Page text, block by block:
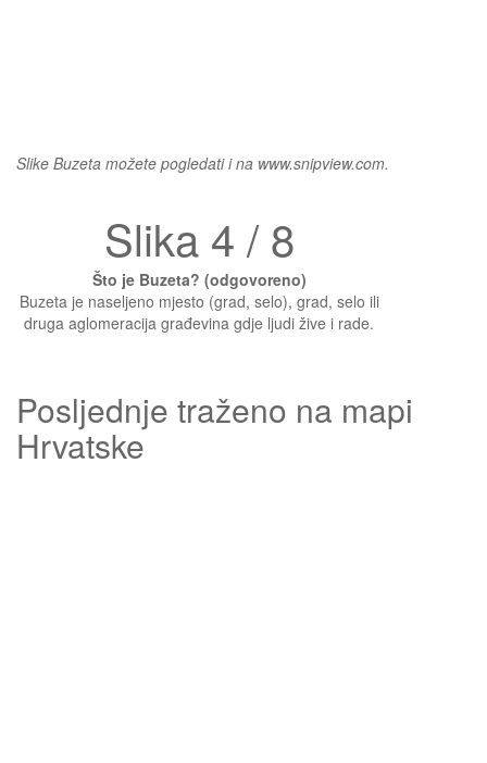
Slike Buzeta možete pogledati i na www.snipview.com.
Slika 4 / 8
Što je Buzeta? (odgovoreno)
Buzeta je naseljeno mjesto (grad, selo), grad, selo ili
druga aglomeracija građevina gdje ljudi žive i rade.
Posljednje traženo na mapi
Hrvatske